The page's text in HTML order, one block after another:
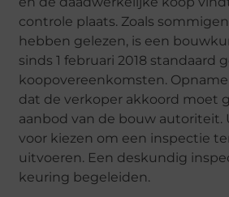
controle plaats. Zoals
hebben gelezen, is een
sinds 1 februari 2018 standaard
koopovereenkomsten.
dat de verkoper akkoord moet
aanbod van de bouw autoriteit.
voor kiezen om een ​​inspectie
uitvoeren. Een deskundig
keuring begeleiden.